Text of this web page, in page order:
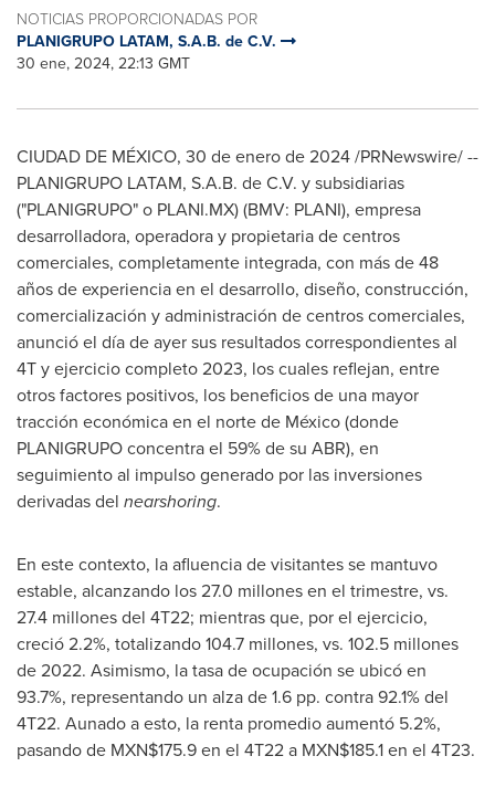
NOTICIAS PROPORCIONADAS POR
PLANIGRUPO LATAM, S.A.B. de C.V.
30 ene, 2024, 22:13 GMT
CIUDAD DE MÉXICO, 30 de enero de 2024/PRNewswire/ --
PLANIGRUPO LATAM, S.A.B. de C.V. y subsidiarias
("PLANIGRUPO" o PLANI.MX) (BMV: PLANI), empresa
desarrolladora, operadora y propietaria de centros
comerciales, completamente integrada, con más de 48
años de experiencia en el desarrollo, diseño, construcción,
comercialización y administración de centros comerciales,
anunció el día de ayer sus resultados correspondientes al
4T y ejercicio completo 2023, los cuales reflejan, entre
otros factores positivos, los beneficios de una mayor
tracción económica en el norte de México (donde
PLANIGRUPO concentra el 59% de su ABR), en
seguimiento al impulso generado por las inversiones
derivadas del nearshoring.
En este contexto, la afluencia de visitantes se mantuvo
estable, alcanzando los 27.0 millones en el trimestre, vs.
27.4 millones del 4T22; mientras que, por el ejercicio,
creció 2.2%, totalizando 104.7 millones, vs. 102.5 millones
de 2022. Asimismo, la tasa de ocupación se ubicó en
93.7%, representando un alza de 1.6 pp. contra 92.1% del
4T22. Aunado a esto, la renta promedio aumentó 5.2%,
pasando de MXN$175.9 en el 4T22 a MXN$185.1 en el 4T23.